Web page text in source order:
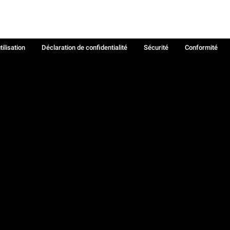
Déclaration de confidentialité Sécurité
Conformité